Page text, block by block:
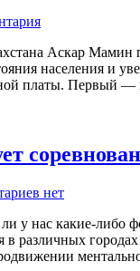
Аскар Мамин
населения и
платы. Первый —
нет
у нас какие-либо
в различных